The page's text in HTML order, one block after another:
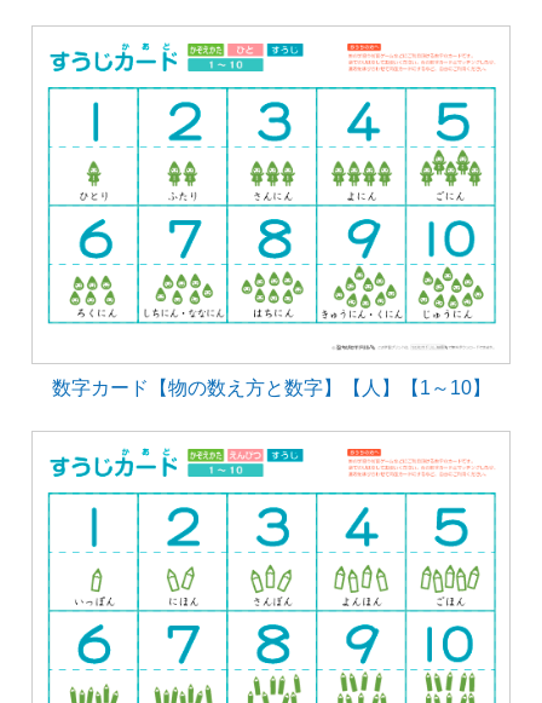
数字カード【物の数え方と数字】【人】【1～10】